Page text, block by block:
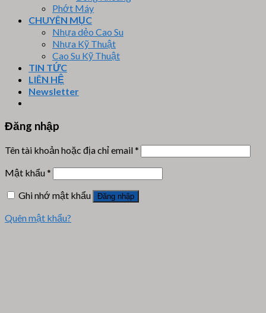
Phớt Máy
CHUYÊN MỤC
Nhựa dẻo Cao Su
Nhựa Kỹ Thuật
Cao Su Kỹ Thuật
TIN TỨC
LIÊN HỆ
Newsletter
Đăng nhập
Tên tài khoản hoặc địa chỉ email*
Mật khẩu*
Ghi nhớ mật khẩu
Đăng nhập
Quên mật khẩu?